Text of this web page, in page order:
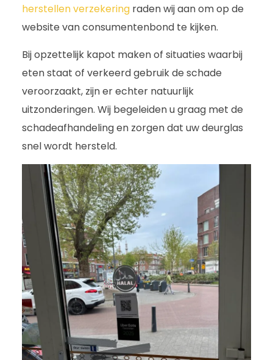
herstellen verzekering raden wij aan om op de
website van consumentenbond te kijken.
Bij opzettelijk kapot maken of situaties waarbij
eten staat of verkeerd gebruik de schade
veroorzaakt, zijn er echter natuurlijk
uitzonderingen. Wij begeleiden u graag met de
schadeafhandeling en zorgen dat uw deurglas
snel wordt hersteld.